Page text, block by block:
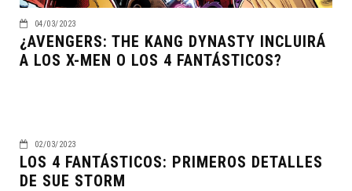
04/03/2023
¿AVENGERS: THE KANG DYNASTY INCLUIRÁ
A LOS X-MEN O LOS 4 FANTÁSTICOS?
02/03/2023
LOS 4 FANTÁSTICOS: PRIMEROS DETALLES
DE SUE STORM